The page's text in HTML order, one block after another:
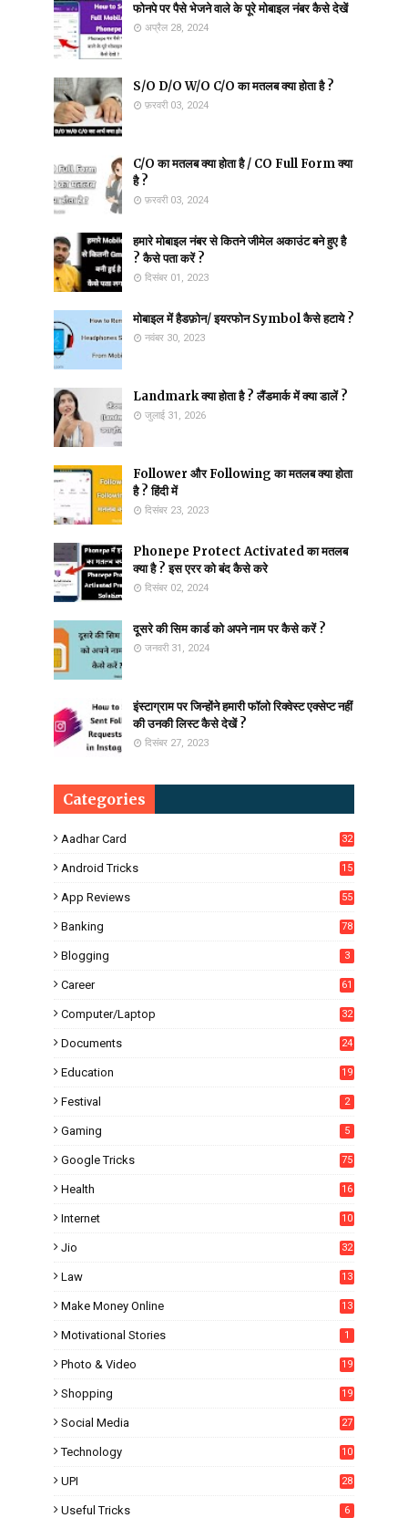
फोनपे पर पैसे भेजने वाले के पूरे मोबाइल नंबर कैसे देखें
अप्रैल 28, 2024
S/O D/O W/O C/O का मतलब क्या होता है ?
फ़रवरी 03, 2024
C/O का मतलब क्या होता है / CO Full Form क्या
है ?
फ़रवरी 03, 2024
हमारे मोबाइल नंबर से कितने जीमेल अकाउंट बने हुए है
? कैसे पता करें ?
दिसंबर 01, 2023
मोबाइल में हैडफ़ोन/ इयरफोन Symbol कैसे हटाये ?
नवंबर 30, 2023
Landmark क्या होता है ? लैंडमार्क में क्या डालें ?
जुलाई 31, 2026
Follower और Following का मतलब क्या होता
है ? हिंदी में
दिसंबर 23, 2023
Phonepe Protect Activated का मतलब
क्या है ? इस एरर को बंद कैसे करे
दिसंबर 02, 2024
दूसरे की सिम कार्ड को अपने नाम पर कैसे करें ?
जनवरी 31, 2024
इंस्टाग्राम पर जिन्होंने हमारी फॉलो रिक्वेस्ट एक्सेप्ट नहीं
की उनकी लिस्ट कैसे देखें ?
दिसंबर 27, 2023
Categories
Aadhar Card 32
Android Tricks
15
App Reviews 55
Banking 78
Blogging 3
Career 61
Computer/Laptop 32
Documents 24
Education
19
Festival 2
Gaming 5
Google Tricks 75
Health 16
Internet
10
Jio 32
Law 13
Make Money Online 13
Motivational Stories 1
Photo & Video 19
Shopping 19
Social Media
27
Technology 10
UPI 28
Useful Tricks 6